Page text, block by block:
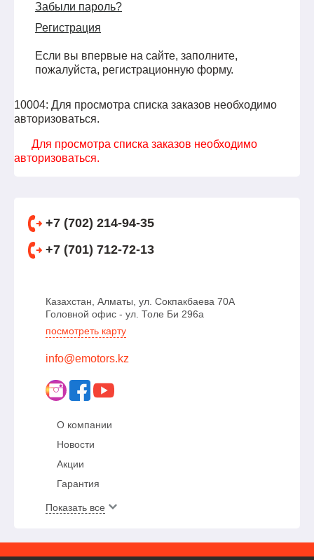
Забыли пароль?
Регистрация
Если вы впервые на сайте, заполните,
пожалуйста, регистрационную форму.
10004: Для просмотра списка заказов необходимо
авторизоваться.
Для просмотра списка заказов необходимо
авторизоваться.
+7 (702) 214-94-35
+7 (701) 712-72-13
Казахстан, Алматы, ул. Сокпакбаева 70А
Головной офис - ул. Толе Би 296а
посмотреть карту
info@emotors.kz
О компании
Новости
Акции
Гарантия
Показать все